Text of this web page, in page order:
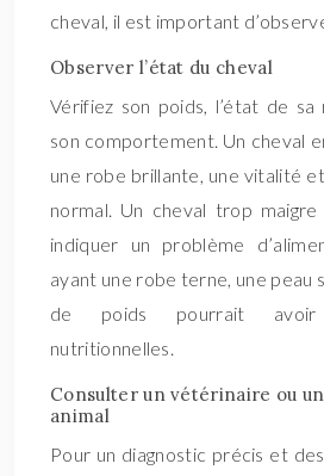
cheval, il est important
Observer l’état du cheval
Vérifiez son poids, l’état de
son comportement. Un cheval
une robe brillante, une vitalité
normal. Un cheval trop
indiquer un problème
ayant une robe terne, une peau
de poids pourrait avoir
nutritionnelles.
Consulter un vétérinaire ou
animal
Pour un diagnostic précis et